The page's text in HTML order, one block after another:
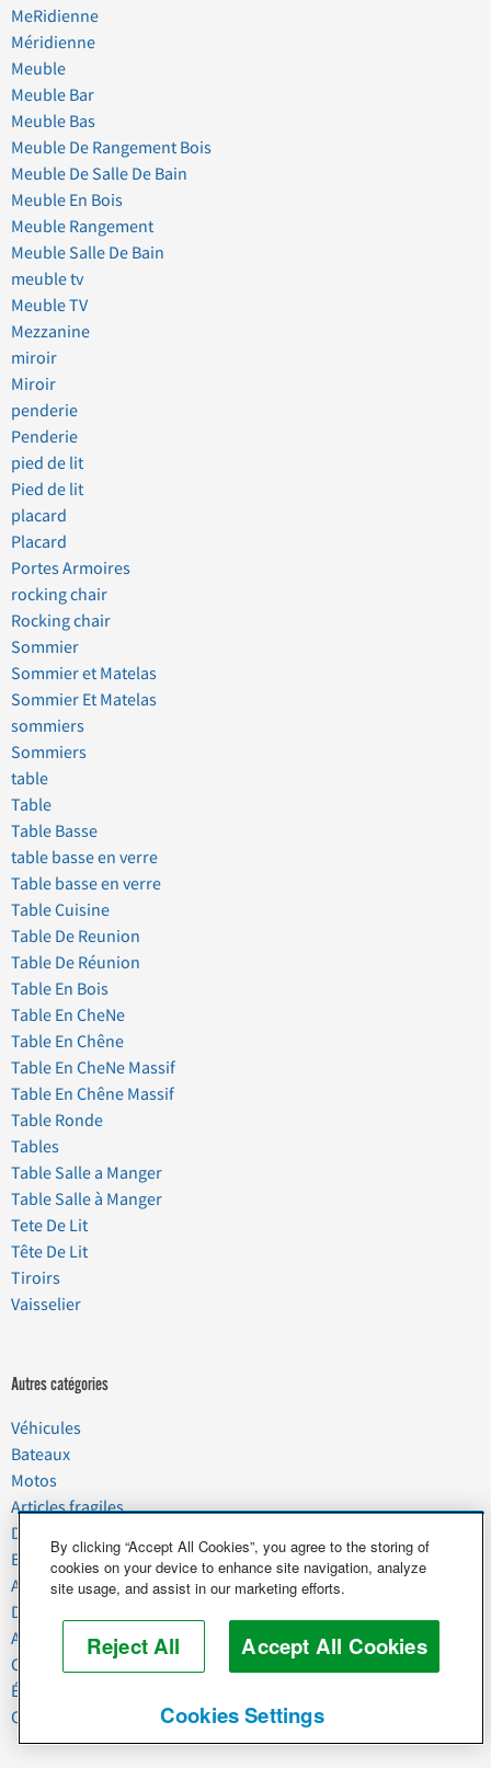
MeRidienne
Méridienne
Meuble
Meuble Bar
Meuble Bas
Meuble De Rangement Bois
Meuble De Salle De Bain
Meuble En Bois
Meuble Rangement
Meuble Salle De Bain
meuble tv
Meuble TV
Mezzanine
miroir
Miroir
penderie
Penderie
pied de lit
Pied de lit
placard
Placard
Portes Armoires
rocking chair
Rocking chair
Sommier
Sommier et Matelas
Sommier Et Matelas
sommiers
Sommiers
table
Table
Table Basse
table basse en verre
Table basse en verre
Table Cuisine
Table De Reunion
Table De Réunion
Table En Bois
Table En CheNe
Table En Chêne
Table En CheNe Massif
Table En Chêne Massif
Table Ronde
Tables
Table Salle a Manger
Table Salle à Manger
Tete De Lit
Tête De Lit
Tiroirs
Vaisselier
Autres catégories
Véhicules
Bateaux
Motos
Articles fragiles
Déménagement
Biens domestiques
Animaux de compagnie
Déchets
Agroalimentaire
Commercial et Industriel
Équipement lourd
Chevaux et bétail
By clicking “Accept All Cookies”, you agree to the storing of
cookies on your device to enhance site navigation, analyze
site usage, and assist in our marketing efforts.
Reject All Accept All Cookies
Cookies Settings